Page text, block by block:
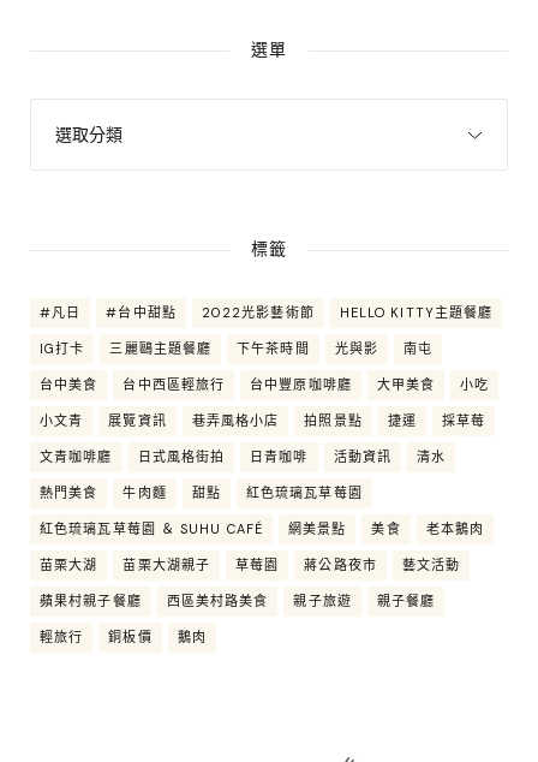
選單
標籤
#凡日 #台中甜點 2022光影藝術節 HELLO KITTY主題餐廳
IG打卡 三麗鷗主題餐廳 下午茶時間 光與影 南屯
台中美食 台中西區輕旅行 台中豐原咖啡廳 大甲美食 小吃
小文青 展覽資訊 巷弄風格小店 拍照景點 捷運 採草莓
文青咖啡廳 日式風格街拍 日青咖啡 活動資訊 清水
熱門美食 牛肉麵 甜點 紅色琉璃瓦草莓園
紅色琉璃瓦草莓園 ＆ SUHU CAFÉ 網美景點 美食 老本鵝肉
苗栗大湖 苗栗大湖親子 草莓園 蔣公路夜市 藝文活動
蘋果村親子餐廳 西區美村路美食 親子旅遊 親子餐廳
輕旅行 銅板價 鵝肉